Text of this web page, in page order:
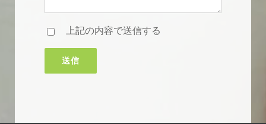
上記の内容で送信する